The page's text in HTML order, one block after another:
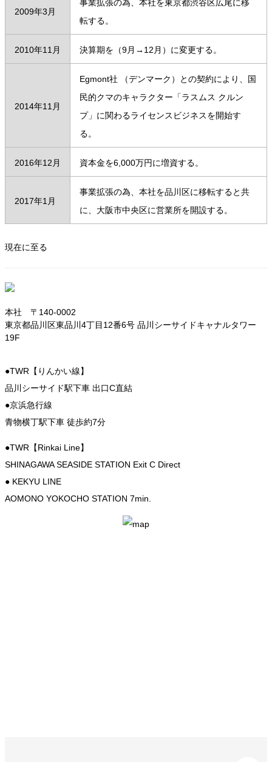
2009年3月
事業拡張の為、本社を東京都渋谷区広尾に移
転する。
2010年11月 決算期を（9月→12月）に変更する。
2014年11月
Egmont社 （デンマーク）との契約により、国
民的クマのキャラクター「ラスムス クルン
プ」に関わるライセンスビジネスを開始す
る。
2016年12月 資本金を6,000万円に増資する。
2017年1月
事業拡張の為、本社を品川区に移転すると共
に、大阪市中央区に営業所を開設する。
現在に至る
本社 〒140-0002
東京都品川区東品川4丁目12番6号 品川シーサイドキャナルタワー
19F
●TWR【りんかい線】
品川シーサイド駅下車 出口C直結
●京浜急行線
青物横丁駅下車 徒歩約7分
●TWR【Rinkai Line】
SHINAGAWA SEASIDE STATION Exit C Direct
● KEKYU LINE
AOMONO YOKOCHO STATION 7min.